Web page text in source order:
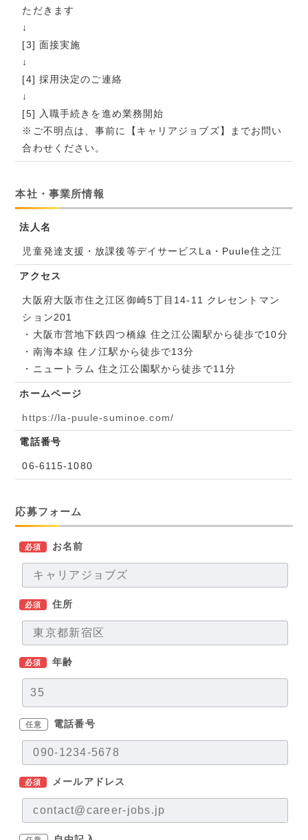
ただきます
↓
[3] 面接実施
↓
[4] 採用決定のご連絡
↓
[5] 入職手続きを進め業務開始
※ご不明点は、事前に【キャリアジョブズ】までお問い
合わせください。
本社・事業所情報
法人名
児童発達支援・放課後等デイサービスLa・Puule住之江
アクセス
大阪府大阪市住之江区御崎5丁目14-11 クレセントマン
ション201
・大阪市営地下鉄四つ橋線 住之江公園駅から徒歩で10分
・南海本線 住ノ江駅から徒歩で13分
・ニュートラム 住之江公園駅から徒歩で11分
ホームページ
https://la-puule-suminoe.com/
電話番号
06-6115-1080
応募フォーム
必須 お名前
必須 住所
必須 年齢
任意 電話番号
必須 メールアドレス